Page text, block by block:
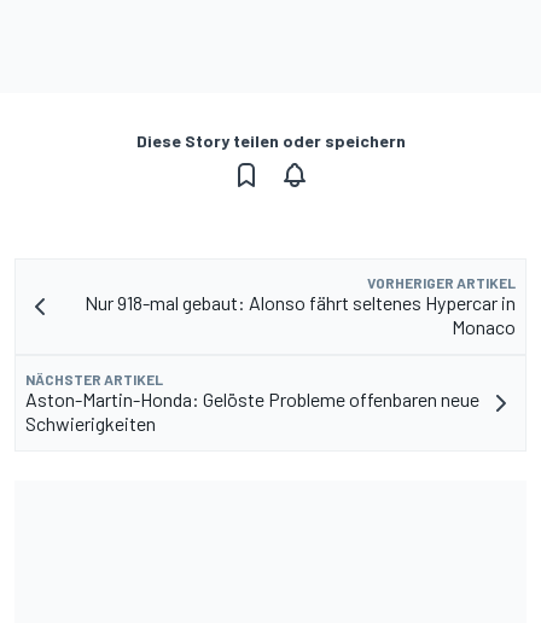
Diese Story teilen oder speichern
VORHERIGER ARTIKEL
Nur 918-mal gebaut: Alonso fährt seltenes Hypercar in
Monaco
NÄCHSTER ARTIKEL
Aston-Martin-Honda: Gelöste Probleme offenbaren neue
Schwierigkeiten